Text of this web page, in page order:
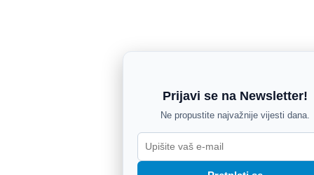
Prijavi se na Newsletter!
Ne propustite najvažnije vijesti dana.